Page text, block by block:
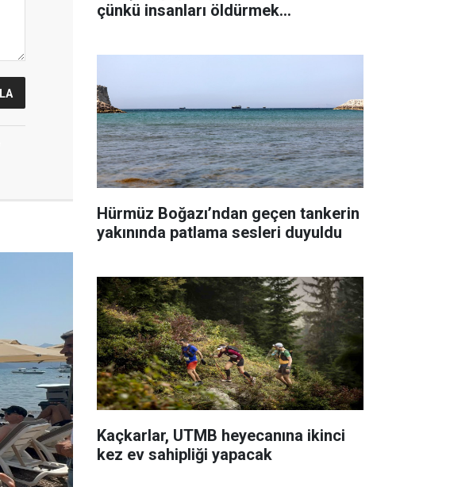
çünkü insanları öldürmek
Hürmüz Boğazı’ndan geçen tankerin
yakınında patlama sesleri duyuldu
Kaçkarlar, UTMB heyecanına ikinci
kez ev sahipliği yapacak